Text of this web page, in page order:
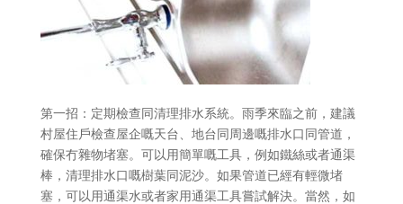
第一招：定期檢查同清理排水系統。雨季來臨之前，建議
村屋住戶檢查屋企嘅天台、地台同周邊嘅排水口同管道，
確保冇雜物堵塞。可以用簡單嘅工具，例如鐵絲或者通渠
棒，清理排水口嘅樹葉同泥沙。如果管道已經有輕微堵
塞，可以用通渠水或者家用通渠工具嘗試解決。當然，如